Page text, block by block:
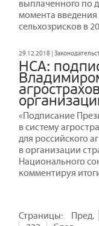
выплаченного по
момента
сельхозрисков в
29.12.2018 |
НСА:
«Подписание
в систему
для российского
в организации
Национального
комментируя
Страницы:
Пред.